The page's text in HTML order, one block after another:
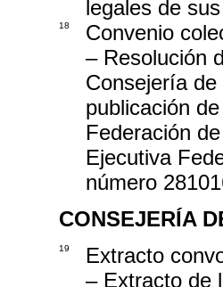
legales de
18
Convenio
– Resolución
Consejería
publicación
Federación
Ejecutiva
número
CONSEJERÍA
19
Extracto
– Extracto de